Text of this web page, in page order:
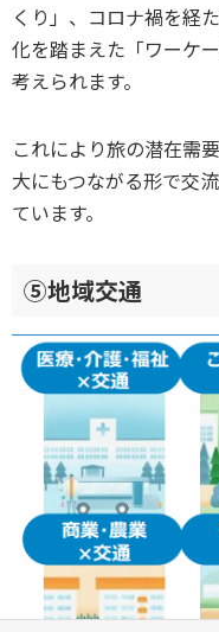
くり」、コロナ禍を経
化を踏まえた「ワーケ
考えられます。
これにより旅の潜在需
大にもつながる形で交
ています。
⑤地域交通